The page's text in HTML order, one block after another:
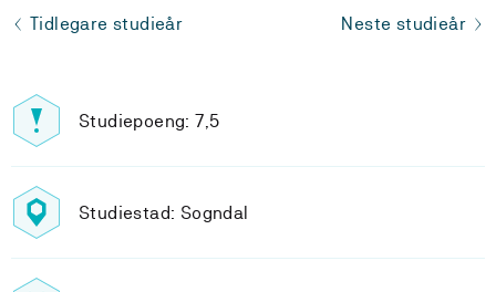
Tidlegare studieår Neste studieår
Studiepoeng: 7,5
Studiestad: Sogndal